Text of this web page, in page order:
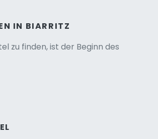
IN BIARRITZ
zu finden, ist der Beginn des